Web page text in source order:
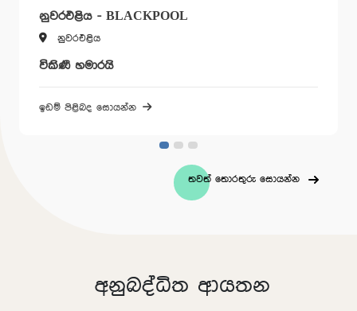
නුවරඑළිය - BLACKPOOL
නුවරඑළිය
විකිණී හමාරයි
ඉඩම් පිළිබද සොයන්න
තවත් තොරතුරු සොයන්න
අනුබද්ධිත ආයතන